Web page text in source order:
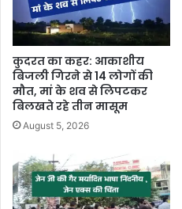
कुदरत का कहर: आकाशीय
बिजली गिरने से 14 लोगों की
मौत, मां के शव से लिपटकर
बिलखते रहे तीन मासूम
August 5, 2026